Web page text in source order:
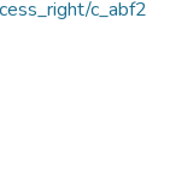
c_abf2